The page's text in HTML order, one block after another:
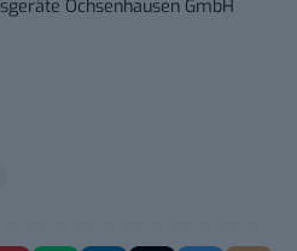
Ochsenhausen GmbH